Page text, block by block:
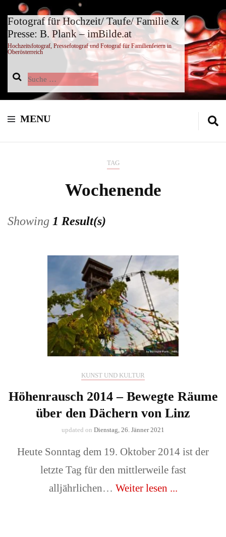
Fotograf für Hochzeit/ Taufe/ Familie &
Presse: B. Plank – imBilde.at
Hochzeitsfotograf, Pressefotograf und Fotograf für Familienfeiern in
Oberösterreich
Suche
nach:
MENU
TAG
Wochenende
Showing 1 Result(s)
KUNST UND KULTUR
Höhenrausch 2014 – Bewegte Räume
über den Dächern von Linz
updated on Dienstag, 26. Jänner 2021
Heute Sonntag dem 19. Oktober 2014 ist der
letzte Tag für den mittlerweile fast
alljährlichen… Weiter lesen ...